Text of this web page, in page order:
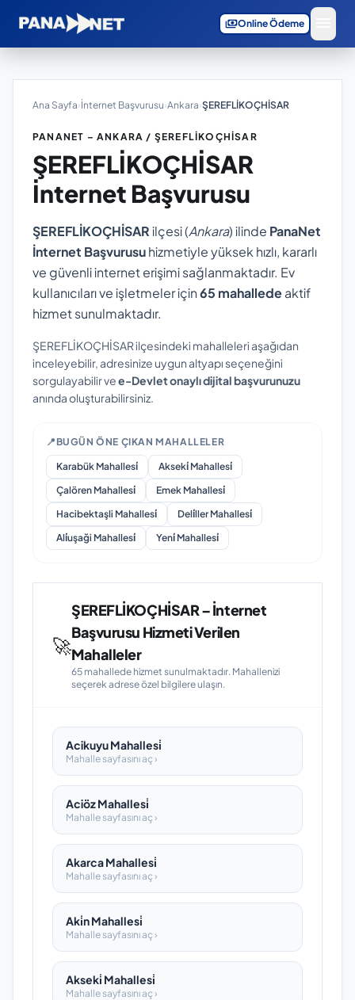
paymentsOnline Ödeme
Ana Sayfa›İnternet Başvurusu›Ankara›ŞEREFLİKOÇHİSAR
PANANET – ANKARA / ŞEREFLİKOÇHİSAR
ŞEREFLİKOÇHİSAR
İnternet Başvurusu
ŞEREFLİKOÇHİSARilçesi (Ankara) ilinde PanaNet
İnternet Başvurusuhizmetiyle yüksek hızlı, kararlı
ve güvenli internet erişimi sağlanmaktadır. Ev
kullanıcıları ve işletmeler için65 mahalledeaktif
hizmet sunulmaktadır.
ŞEREFLİKOÇHİSAR ilçesindeki mahalleleri aşağıdan
inceleyebilir, adresinize uygun altyapı seçeneğini
sorgulayabilir vee-Devlet onaylı dijital başvurunuzu
anında oluşturabilirsiniz.
📍 BUGÜN ÖNE ÇIKAN MAHALLELER
Karabük Mahallesi̇
Akseki̇ Mahallesi̇
Çalören Mahallesi̇
Emek Mahallesi̇
Hacibektaşli Mahallesi̇
Deli̇ller Mahallesi̇
Ali̇uşaği Mahallesi̇
Yeni̇ Mahallesi̇
🚀
ŞEREFLİKOÇHİSAR – İnternet
Başvurusu Hizmeti Verilen
Mahalleler
65 mahallede hizmet sunulmaktadır. Mahallenizi
seçerek adrese özel bilgilere ulaşın.
Acikuyu Mahallesi̇
Mahalle sayfasını aç ›
Aciöz Mahallesi̇
Mahalle sayfasını aç ›
Akarca Mahallesi̇
Mahalle sayfasını aç ›
Aki̇n Mahallesi̇
Mahalle sayfasını aç ›
Akseki̇ Mahallesi̇
Mahalle sayfasını aç ›